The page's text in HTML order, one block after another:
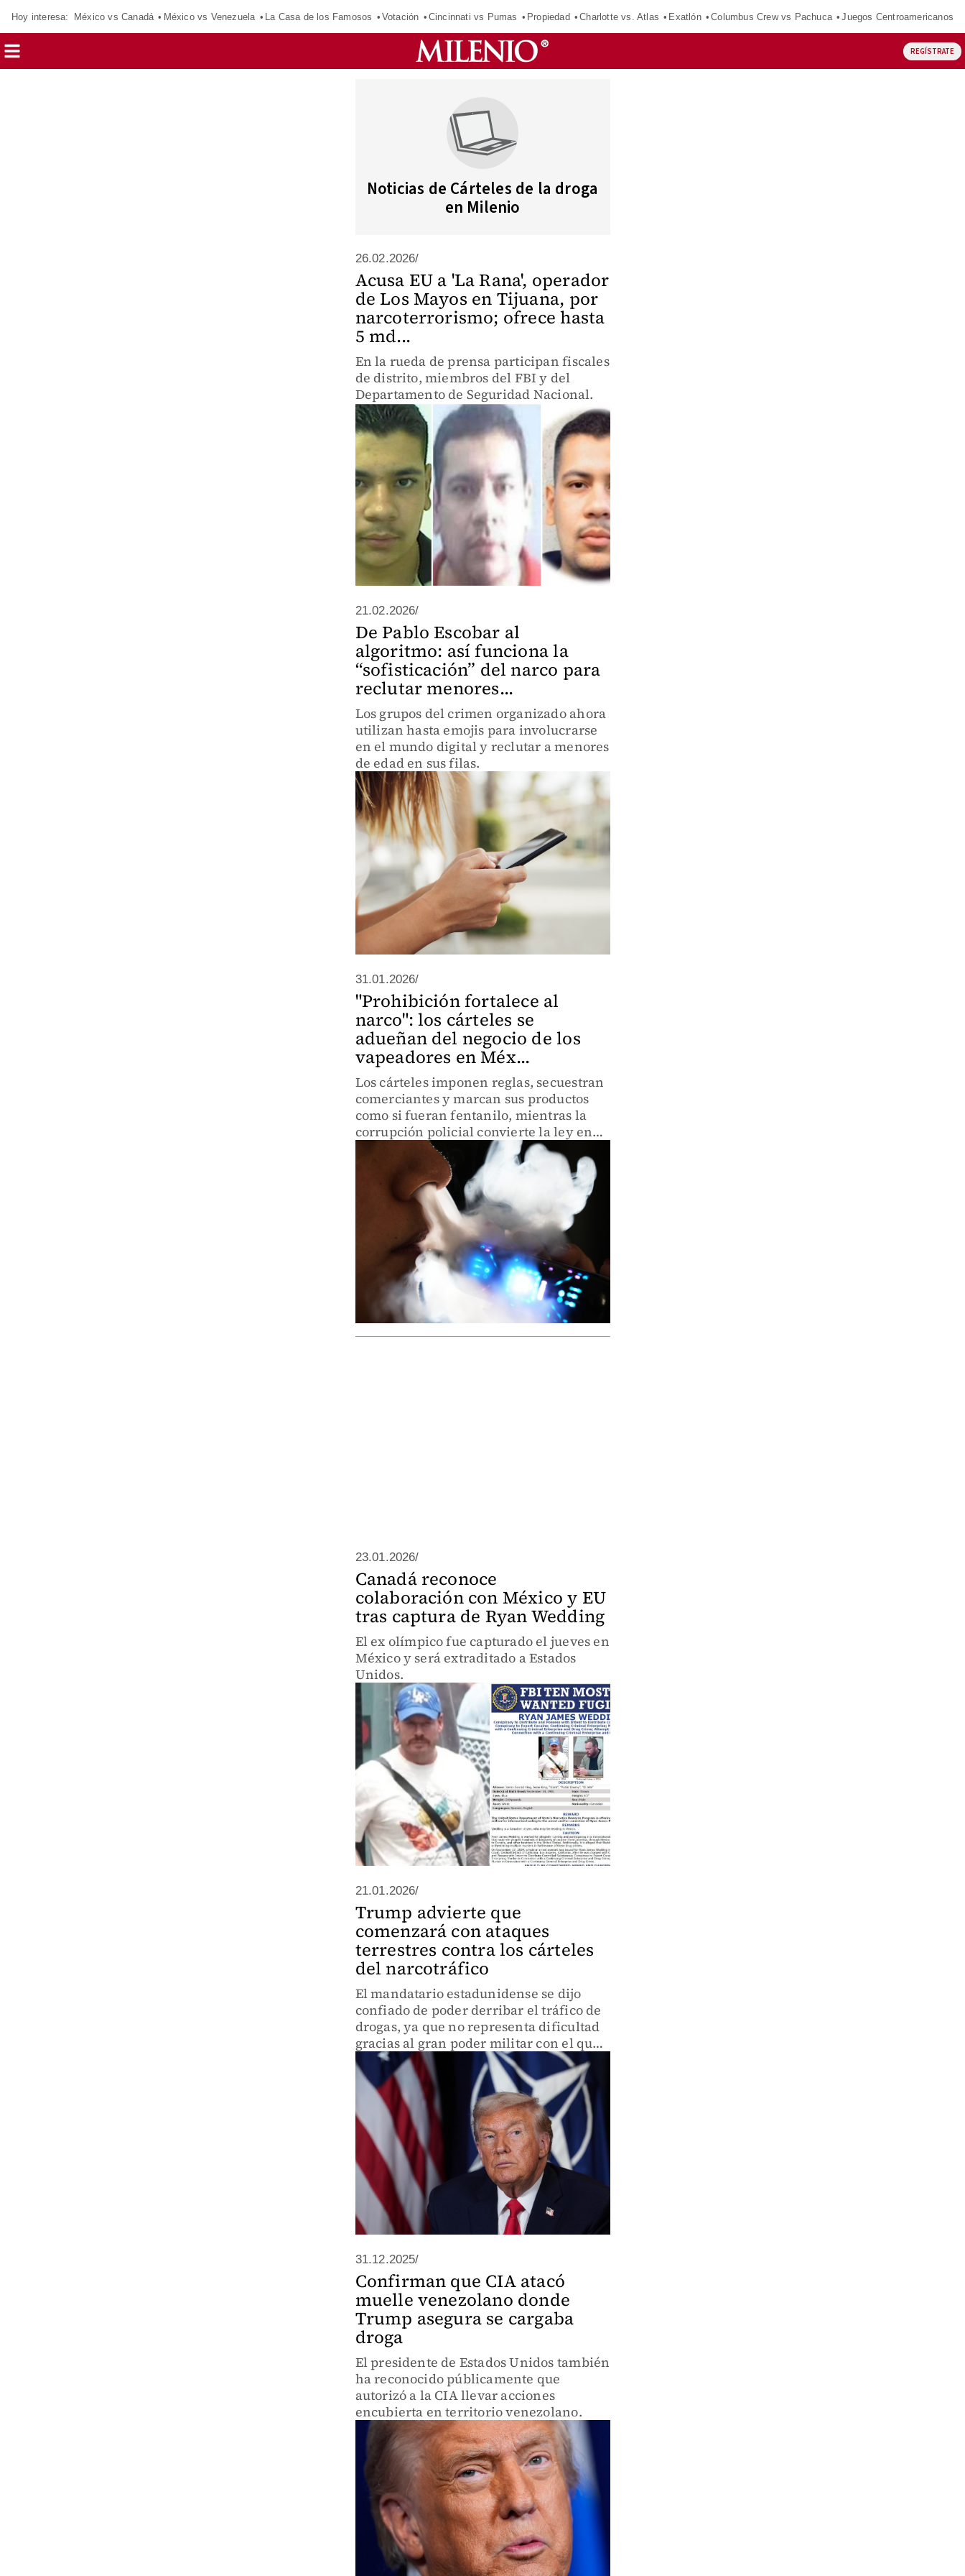
Hoy interesa: México vs Canadá México vs Venezuela La Casa de los Famosos Votación Cincinnati vs Pumas Propiedad Charlotte vs. Atlas Exatlón Columbus Crew vs Pachuca Juegos Centroamericanos
REGÍSTRATE
Noticias de Cárteles de la droga
en Milenio
26.02.2026/
Acusa EU a 'La Rana', operador
de Los Mayos en Tijuana, por
narcoterrorismo; ofrece hasta
5 md...
En la rueda de prensa participan fiscales
de distrito, miembros del FBI y del
Departamento de Seguridad Nacional.
21.02.2026/
De Pablo Escobar al
algoritmo: así funciona la
“sofisticación” del narco para
reclutar menores...
Los grupos del crimen organizado ahora
utilizan hasta emojis para involucrarse
en el mundo digital y reclutar a menores
de edad en sus filas.
31.01.2026/
"Prohibición fortalece al
narco": los cárteles se
adueñan del negocio de los
vapeadores en Méx...
Los cárteles imponen reglas, secuestran
comerciantes y marcan sus productos
como si fueran fentanilo, mientras la
corrupción policial convierte la ley en
un arma de extorsión.
23.01.2026/
Canadá reconoce
colaboración con México y EU
tras captura de Ryan Wedding
El ex olímpico fue capturado el jueves en
México y será extraditado a Estados
Unidos.
21.01.2026/
Trump advierte que
comenzará con ataques
terrestres contra los cárteles
del narcotráfico
El mandatario estadunidense se dijo
confiado de poder derribar el tráfico de
drogas, ya que no representa dificultad
gracias al gran poder militar con el que
cuenta.
31.12.2025/
Confirman que CIA atacó
muelle venezolano donde
Trump asegura se cargaba
droga
El presidente de Estados Unidos también
ha reconocido públicamente que
autorizó a la CIA llevar acciones
encubierta en territorio venezolano.